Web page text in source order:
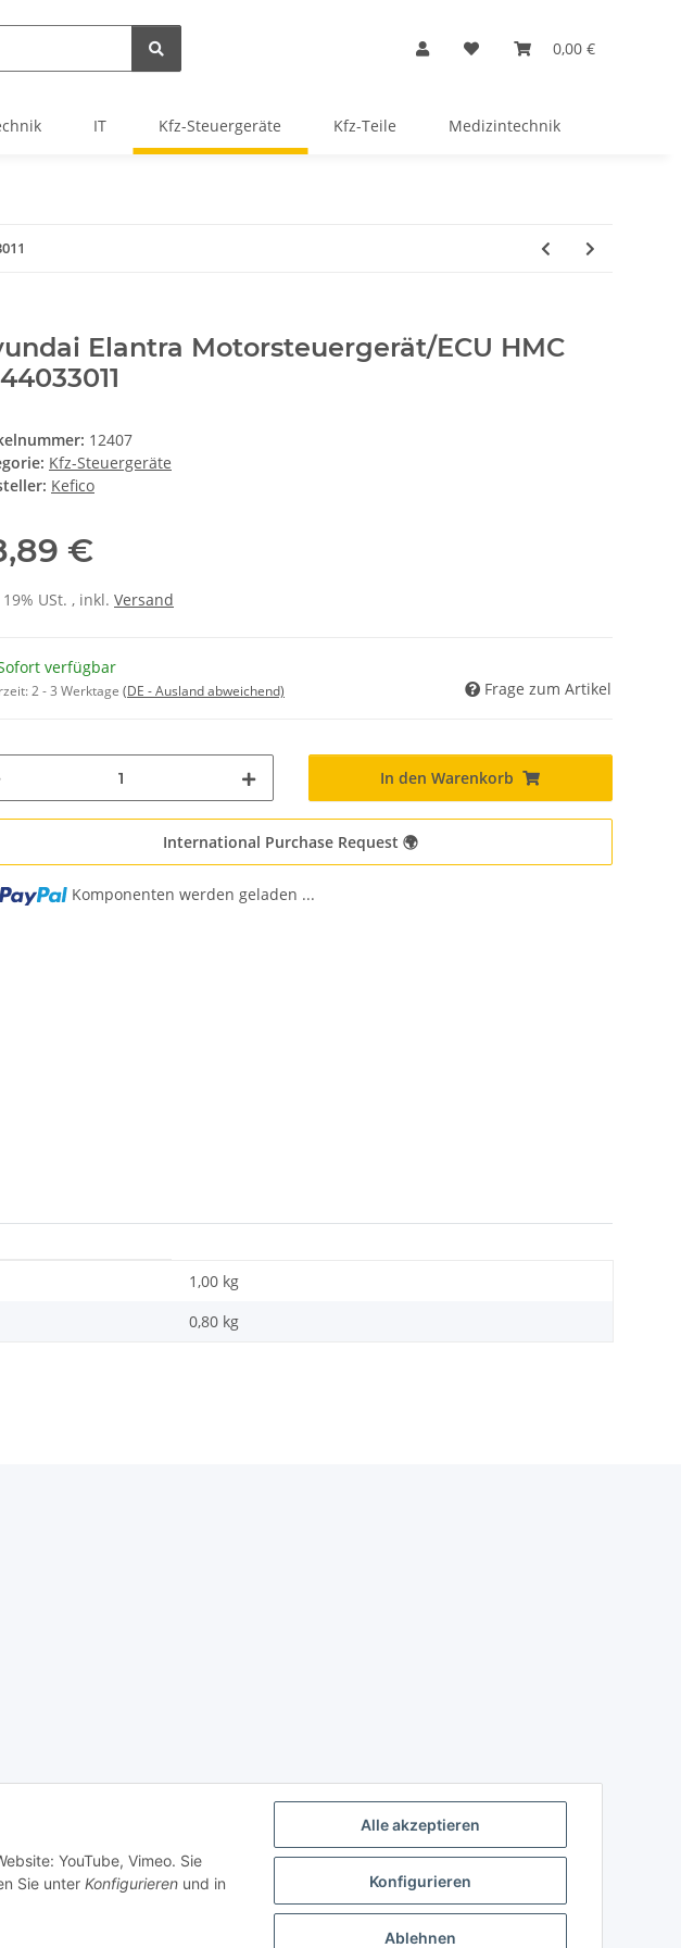
Alle akzeptieren
Konfigurieren
Ablehnen
YouTube, Vimeo. Sie
Sie unter Konfigurieren und in
0,00 €
IT Kfz-Steuergeräte Kfz-Teile Medizintechnik
Elantra Motorsteuergerät/ECU HMC
12407
Kfz-Steuergeräte
Kefico
€
USt. , inkl. Versand
verfügbar
2 - 3 Werktage (DE - Ausland abweichend) Frage zum Artikel
In den Warenkorb
International Purchase Request 🌍
Komponenten werden geladen ...
1,00 kg
0,80 kg